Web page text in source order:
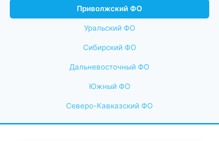
Приволжский ФО
Уральский ФО
Сибирский ФО
Дальневосточный ФО
Южный ФО
Северо-Кавказский ФО